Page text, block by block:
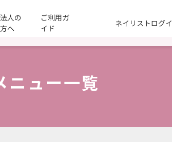
法人の
方へ
ご利用ガ
イド
ネイリストログ
ニュー一覧